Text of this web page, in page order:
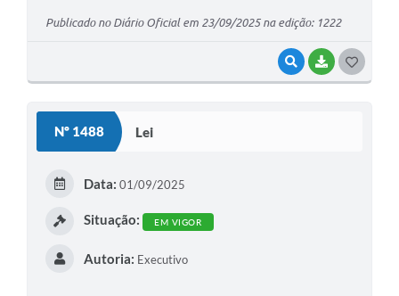
VISUALIZAR
BAIXAR
Publicado no Diário Oficial em 23/09/2025 na edição: 1222
Nº 1488 Lei
Data: 01/09/2025
Situação: EM VIGOR
Autoria: Executivo